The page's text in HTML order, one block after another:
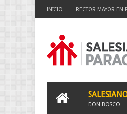
INICIO RECTOR MAYOR EN
DON BOSCO